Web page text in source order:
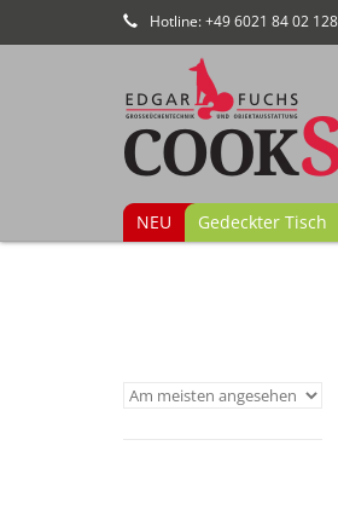
Hotline: +49 6021 84 02 128
NEU Gedeckter Tisch